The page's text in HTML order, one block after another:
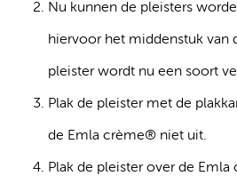
Nu kunnen de pleisters
hiervoor het middenstuk van
pleister wordt nu een soort
Plak de pleister met de
de Emla crème® niet uit.
Plak de pleister over de